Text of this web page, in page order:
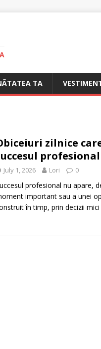
TA
zilnice
profesional
July 1, 2026 Lori 0
profesional nu apare,
important sau a unei
în timp, prin decizii mici